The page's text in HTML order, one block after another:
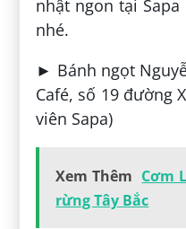
nhật ngon tại
nhé.
► Bánh ngọt
Café, số 19 đường
viên Sapa)
Xem Thêm Cơm
rừng Tây Bắc